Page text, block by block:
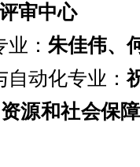
审中心
： 朱佳伟、
自动化专业：
资源和社会保